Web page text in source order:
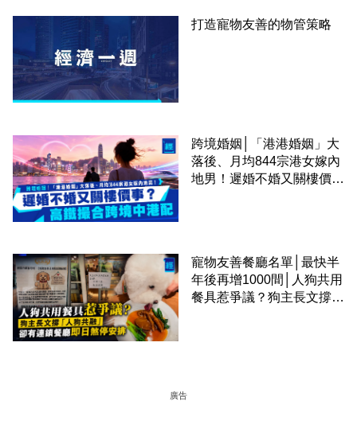
打造寵物友善的物管策略
跨境婚姻│「港港婚姻」大
落後、月均844宗港女嫁內
地男！遲婚不婚又關樓價
寵物友善餐廳名單│最快半
年後再增1000間│人狗共用
餐具惹爭議？狗主長文撐
廣告